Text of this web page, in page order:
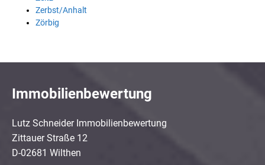
Zerbst/Anhalt
Zörbig
Immobilienbewertung
Lutz Schneider Immobilienbewertung
Zittauer Straße 12
D-02681 Wilthen